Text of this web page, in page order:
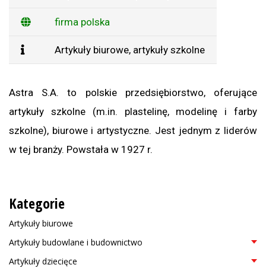
firma polska
Artykuły biurowe, artykuły szkolne
Astra S.A. to polskie przedsiębiorstwo, oferujące
artykuły szkolne (m.in. plastelinę, modelinę i farby
szkolne), biurowe i artystyczne. Jest jednym z liderów
w tej branży. Powstała w 1927 r.
Kategorie
Artykuły biurowe
Artykuły budowlane i budownictwo
Artykuły dziecięce